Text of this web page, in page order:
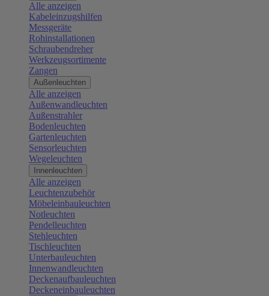
Alle anzeigen
Kabeleinzugshilfen
Messgeräte
Rohinstallationen
Schraubendreher
Werkzeugsortimente
Zangen
Außenleuchten
Alle anzeigen
Außenwandleuchten
Außenstrahler
Bodenleuchten
Gartenleuchten
Sensorleuchten
Wegeleuchten
Innenleuchten
Alle anzeigen
Leuchtenzubehör
Möbeleinbauleuchten
Notleuchten
Pendelleuchten
Stehleuchten
Tischleuchten
Unterbauleuchten
Innenwandleuchten
Deckenaufbauleuchten
Deckeneinbauleuchten